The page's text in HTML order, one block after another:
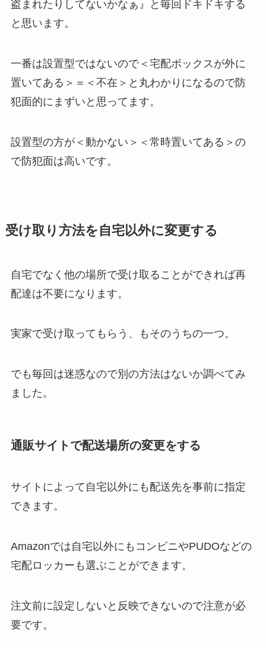
盗まれたりしてないかなぁ』と毎回ドキドキする
と思います。
一番は設置型ではないので＜宅配ボックスが外に
置いてある＞＝＜ 不在 ＞と丸わかりになるので防
犯面的にまずいと思ってます。
設置型の方が＜ 動かない ＞＜ 常時置いてある ＞の
で防犯面は高いです。
受け取り方法を自宅以外に変更する
自宅でなく他の場所で受け取ることができれば再
配達は不要になります。
実家で受け取ってもらう、もそのうちの一つ。
でも毎回は迷惑なので別の方法はないか調べてみ
ました。
通販サイトで配送場所の変更をする
サイトによって自宅以外にも配送先を事前に指定
できます。
Amazonでは自宅以外にもコンビニやPUDOなどの
宅配ロッカーも選ぶことができます。
注文前に設定しないと反映できないので注意が必
要です。